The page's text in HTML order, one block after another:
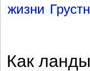
жизни
Как